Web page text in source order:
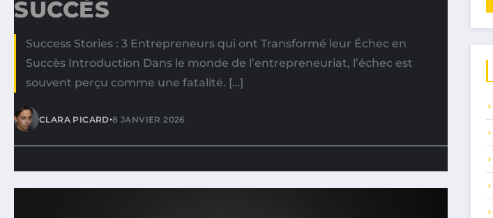
SUCCÈS
Success Stories : 3 Entrepreneurs qui ont Transformé leur Échec en
Succès Introduction Dans le monde de l’entrepreneuriat, l’échec est
souvent perçu comme une fatalité. […]
CLARA PICARD•8 JANVIER 2026